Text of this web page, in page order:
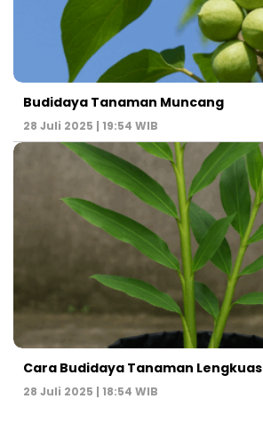
Budidaya Tanaman Muncang
28 Juli 2025 | 19:54 WIB
Cara Budidaya Tanaman Lengkuas
28 Juli 2025 | 18:54 WIB